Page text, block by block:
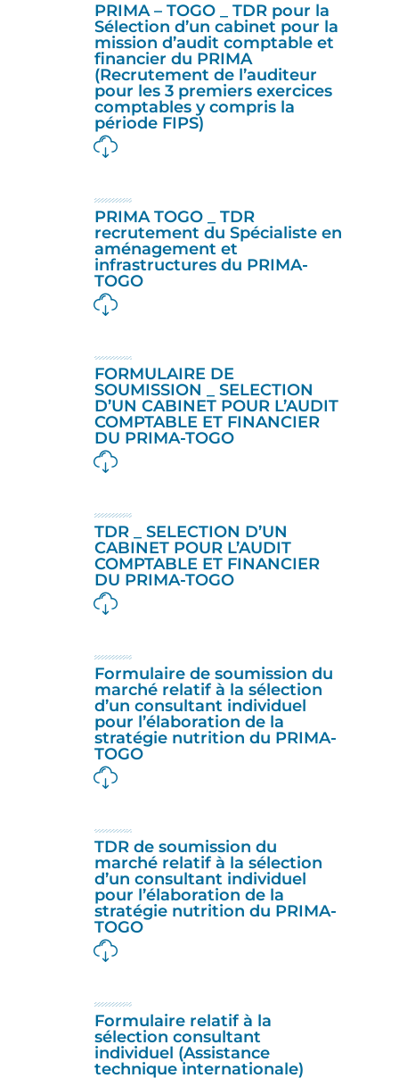
PRIMA – TOGO _ TDR pour la
Sélection d’un cabinet pour la
mission d’audit comptable et
financier du PRIMA
(Recrutement de l’auditeur
pour les 3 premiers exercices
comptables y compris la
période FIPS)
PRIMA TOGO _ TDR
recrutement du Spécialiste en
aménagement et
infrastructures du PRIMA-
TOGO
FORMULAIRE DE
SOUMISSION _ SELECTION
D’UN CABINET POUR L’AUDIT
COMPTABLE ET FINANCIER
DU PRIMA-TOGO
TDR _ SELECTION D’UN
CABINET POUR L’AUDIT
COMPTABLE ET FINANCIER
DU PRIMA-TOGO
Formulaire de soumission du
marché relatif à la sélection
d’un consultant individuel
pour l’élaboration de la
stratégie nutrition du PRIMA-
TOGO
TDR de soumission du
marché relatif à la sélection
d’un consultant individuel
pour l’élaboration de la
stratégie nutrition du PRIMA-
TOGO
Formulaire relatif à la
sélection consultant
individuel (Assistance
technique internationale)